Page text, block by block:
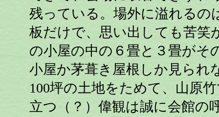
残っている。場外に溢れるの
板だけで、思い出しても苦笑
の小屋の中の６畳と３畳がそ
小屋か茅葺き屋根しか見られ
100坪の土地をためて、山原
立つ（？）偉観は誠に会館の